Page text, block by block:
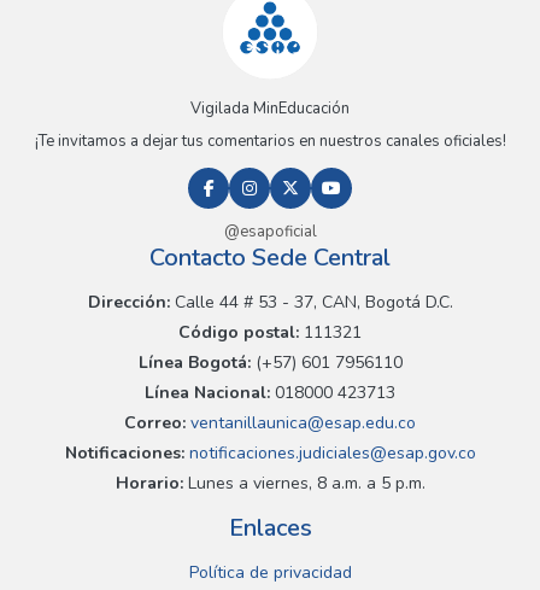
Vigilada MinEducación
¡Te invitamos a dejar tus comentarios en nuestros canales oficiales!
@esapoficial
Contacto Sede Central
Dirección:Calle 44 # 53 - 37, CAN, Bogotá D.C.
Código postal: 111321
Línea Bogotá:(+57) 601 7956110
Línea Nacional: 018000 423713
Correo: ventanillaunica@esap.edu.co
Notificaciones:notificaciones.judiciales@esap.gov.co
Horario:Lunes a viernes, 8 a.m. a 5 p.m.
Enlaces
Política de privacidad